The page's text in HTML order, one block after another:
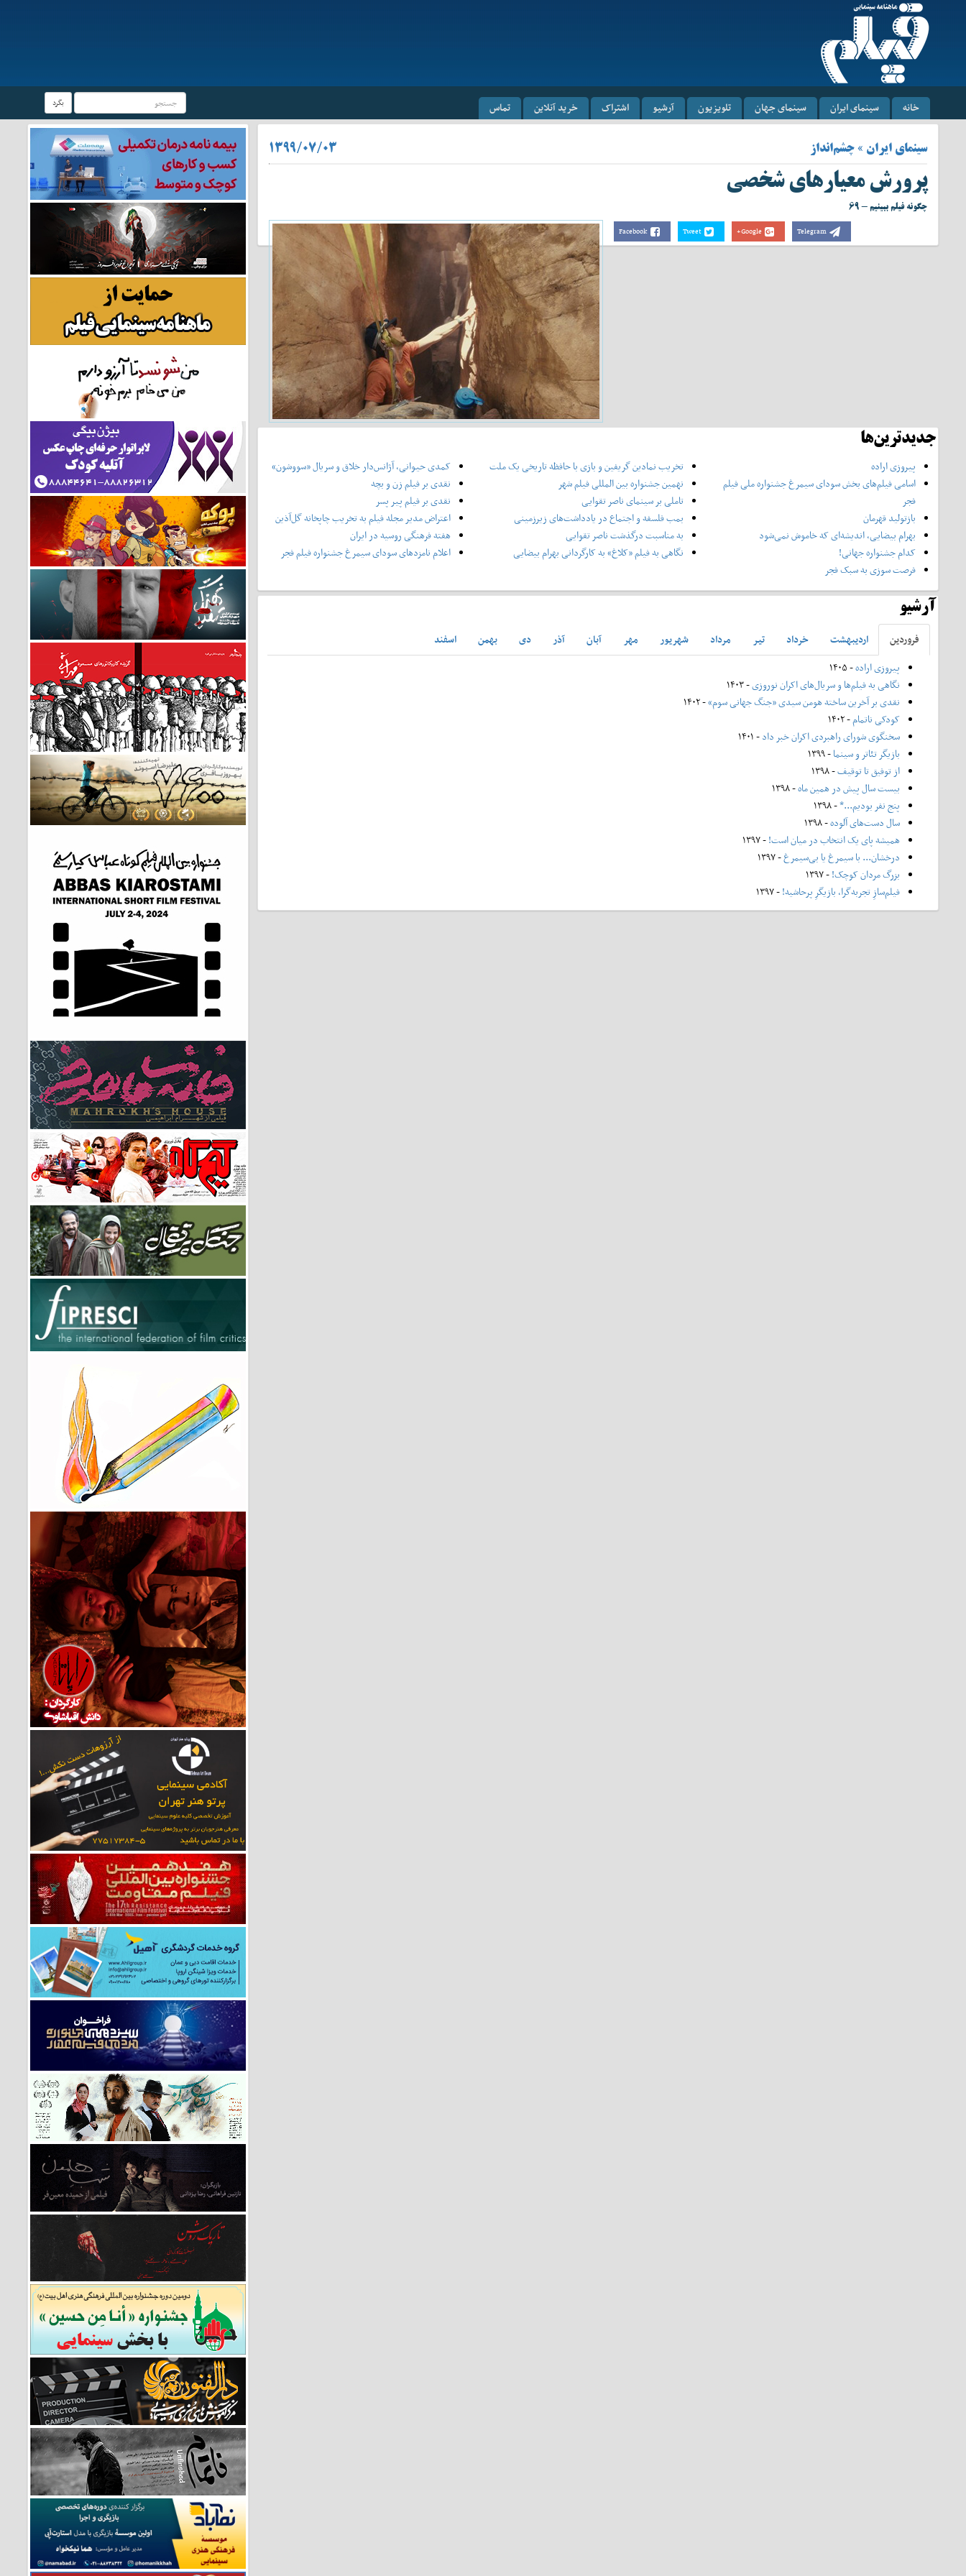
خانه سینمای ایران سینمای جهان تلویزیون آرشیو اشتراک خرید آنلاین تماس بگرد
سینمای ایران » چشم‌انداز ۱۳۹۹/۰۷/۰۳
پرورش معیار‌های شخصی
چگونه فیلم ببینیم - ۶۹
Facebook Tweet Google+ Telegram
جدیدترین‌ها
پیروزی اراده
اسامی فیلم‌های بخش سودای سیمرغ جشنواره‌ ملی فیلم
فجر
بازتولید قهرمان
بهرام بیضایی، اندیشه‌ای که خاموش نمی‌شود
کدام جشنواره جهانی!
فرصت سوزی به سبک فجر
تخریب نمادین گریفین و بازی با حافظه تاریخی یک ملت
نهمین جشنواره بین المللی فیلم شهر
تاملی بر سینمای ناصر تقوایی
بمب فلسفه و اجتماع در یادداشت‌های زیرزمینی
به مناسبت درگذشت ناصر تقوایی
نگاهی به فیلم «کلاغ» به کارگردانی بهرام بیضایی
کمدی حیوانی، آژانس‌دار خلاق و سریال «سووشون»
نقدی بر فیلم زن و بچه
نقدی بر فیلم پیر پسر
اعتراض مدیر مجله فیلم به تخریب چاپخانه گل‌آذین
هفته فرهنگی روسیه در ایران
اعلام نامزدهای سودای سیمرغ جشنواره فیلم فجر
آرشیو
فروردين ارديبهشت خرداد تير مرداد شهريور مهر آبان آذر دی بهمن
اسفند
پیروزی اراده- ۱۴۰۵
نگاهی به فیلم‌ها و سریال‌های اکران نوروزی- ۱۴۰۳
نقدی بر آخرین ساخته هومن سیدی «جنگ جهانی سوم»- ۱۴۰۲
کودکی ناتمام- ۱۴۰۲
سخنگوی شورای راهبردی اکران خبر داد- ۱۴۰۱
بازیگر تئاتر و سینما- ۱۳۹۹
از توفیق تا توقیف- ۱۳۹۸
بیست سال پیش در همین ماه- ۱۳۹۸
پنج نفر بودیم...*- ۱۳۹۸
سال دست‌های آلوده- ۱۳۹۸
همیشه پای یک انتخاب در میان است!- ۱۳۹۷
درخشان... با سیمرغ یا بی‌سیمرغ- ۱۳۹۷
بزرگ مردان کوچک!- ۱۳۹۷
فیلم‌سازِ تجربه‌گرا، بازیگرِ پرحاشیه!- ۱۳۹۷